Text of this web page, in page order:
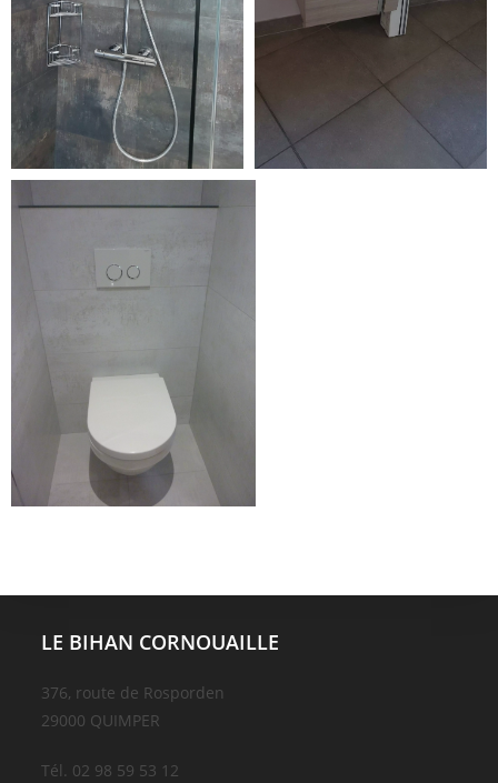
LE BIHAN CORNOUAILLE
376, route de Rosporden
29000 QUIMPER
Tél. 02 98 59 53 12